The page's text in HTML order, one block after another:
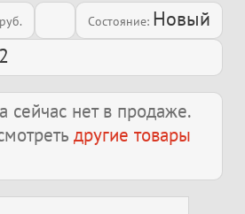
руб. Состояние: Новый
сейчас нет в продаже.
другие товары